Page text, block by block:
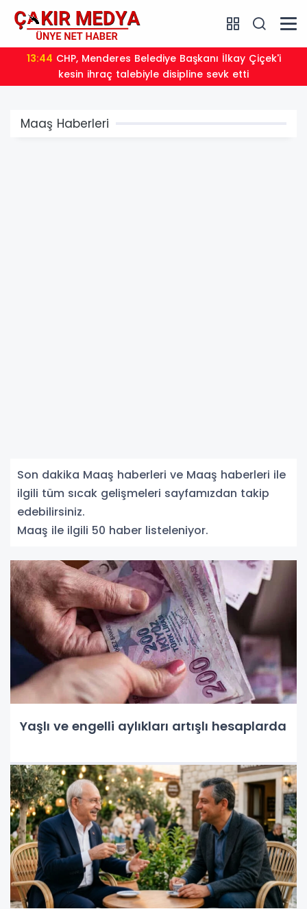
13:45 Hacı Murat Caddesi Baştan Aşağı Yenileniyor
Maaş Haberleri
Son dakika Maaş haberleri ve Maaş haberleri ile
ilgili tüm sıcak gelişmeleri sayfamızdan takip
edebilirsiniz.
Maaş ile ilgili 50 haber listeleniyor.
Yaşlı ve engelli aylıkları artışlı hesaplarda